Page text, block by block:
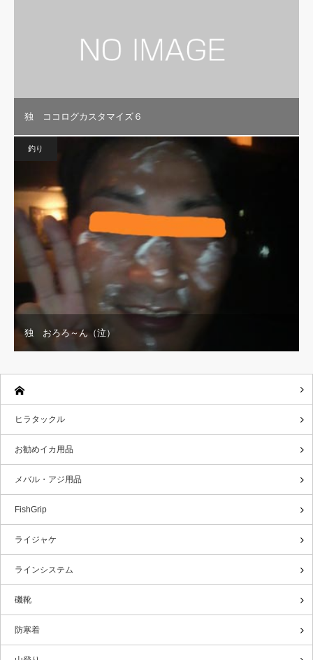
独 ココログカスタマイズ６
釣り
独 おろろ～ん（泣）
ヒラタックル
お勧めイカ用品
メバル・アジ用品
FishGrip
ライジャケ
ラインシステム
磯靴
防寒着